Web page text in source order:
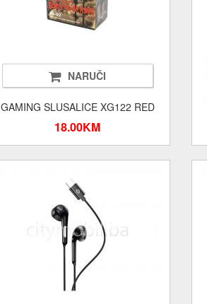
NARUČI
GAMING SLUSALICE XG122 RED
18.00KM